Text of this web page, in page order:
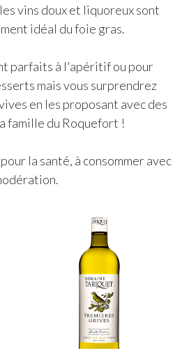
vins doux et liquoreux sont
idéal du foie gras.
parfaits à l'apéritif ou pour
mais vous surprendrez
en les proposant avec des
famille du Roquefort !
la santé, à consommer avec